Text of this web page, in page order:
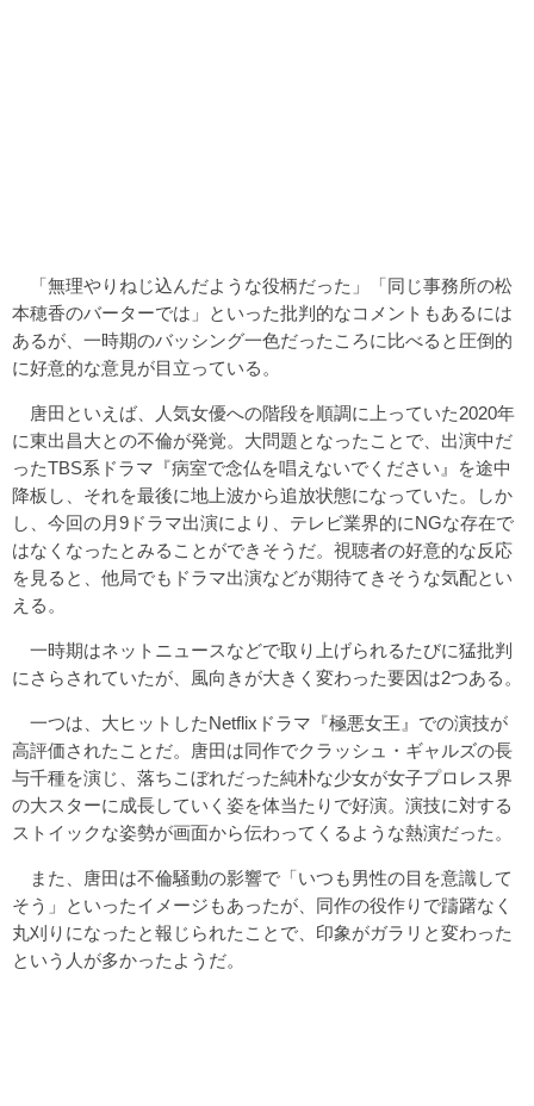
「無理やりねじ込んだような役柄だった」「同じ事務所の松
本穂香のバーターでは」といった批判的なコメントもあるには
あるが、一時期のバッシング一色だったころに比べると圧倒的
に好意的な意見が目立っている。
唐田といえば、人気女優への階段を順調に上っていた2020年
に東出昌大との不倫が発覚。大問題となったことで、出演中だ
ったTBS系ドラマ『病室で念仏を唱えないでください』を途中
降板し、それを最後に地上波から追放状態になっていた。しか
し、今回の月9ドラマ出演により、テレビ業界的にNGな存在で
はなくなったとみることができそうだ。視聴者の好意的な反応
を見ると、他局でもドラマ出演などが期待てきそうな気配とい
える。
一時期はネットニュースなどで取り上げられるたびに猛批判
にさらされていたが、風向きが大きく変わった要因は2つある。
一つは、大ヒットしたNetflixドラマ『極悪女王』での演技が
高評価されたことだ。唐田は同作でクラッシュ・ギャルズの長
与千種を演じ、落ちこぼれだった純朴な少女が女子プロレス界
の大スターに成長していく姿を体当たりで好演。演技に対する
ストイックな姿勢が画面から伝わってくるような熱演だった。
また、唐田は不倫騒動の影響で「いつも男性の目を意識して
そう」といったイメージもあったが、同作の役作りで躊躇なく
丸刈りになったと報じられたことで、印象がガラリと変わった
という人が多かったようだ。